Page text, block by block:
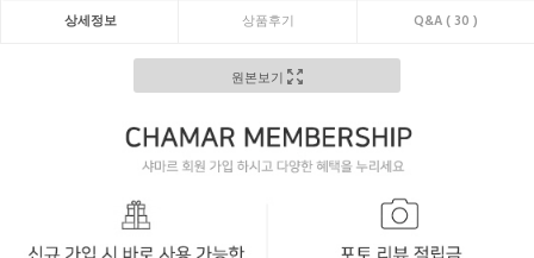
상세정보 상품후기 Q&A ( 30 )
원본보기